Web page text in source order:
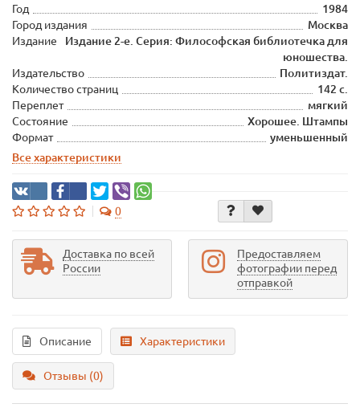
Год
1984
Город издания
Москва
Издание
Издание 2-е. Серия: Философская библиотечка для
юношества.
Издательство
Политиздат.
Количество страниц
142 с.
Переплет
мягкий
Состояние
Хорошее. Штампы
Формат
уменьшенный
Все характеристики
0
Доставка по всей
России
Предоставляем
фотографии перед
отправкой
Описание Характеристики
Отзывы (0)